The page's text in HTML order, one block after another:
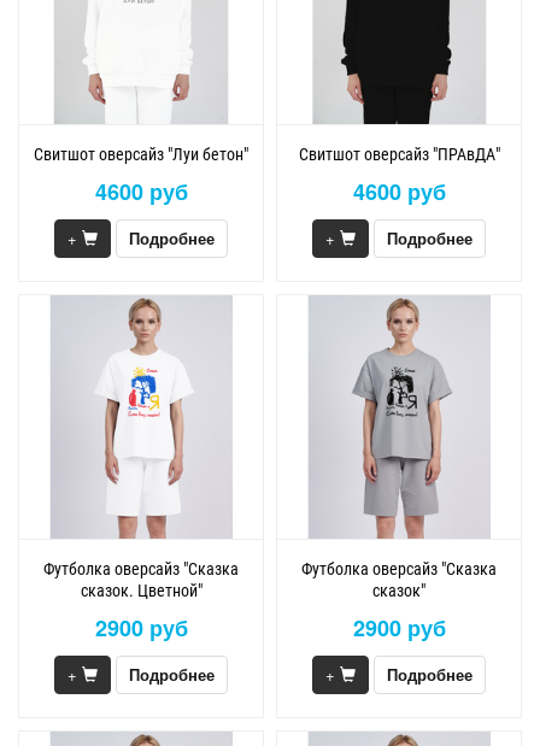
Свитшот оверсайз "Луи бетон"
4600 руб
+ Подробнее
Свитшот оверсайз "ПРАвДА"
4600 руб
+ Подробнее
Футболка оверсайз "Сказка
сказок. Цветной"
2900 руб
+ Подробнее
Футболка оверсайз "Сказка
сказок"
2900 руб
+ Подробнее